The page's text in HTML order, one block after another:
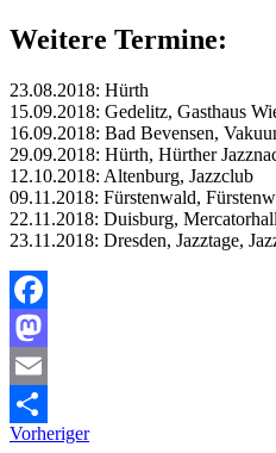
Weitere Termine:
23.08.2018: Hürth
15.09.2018: Gedelitz, Gasthaus
16.09.2018: Bad Bevensen,
29.09.2018: Hürth, Hürther
12.10.2018: Altenburg, Jazzclub
09.11.2018: Fürstenwald,
22.11.2018: Duisburg,
23.11.2018: Dresden, Jazztage,
Facebook
Mastodon
Email
Teilen
Vorheriger